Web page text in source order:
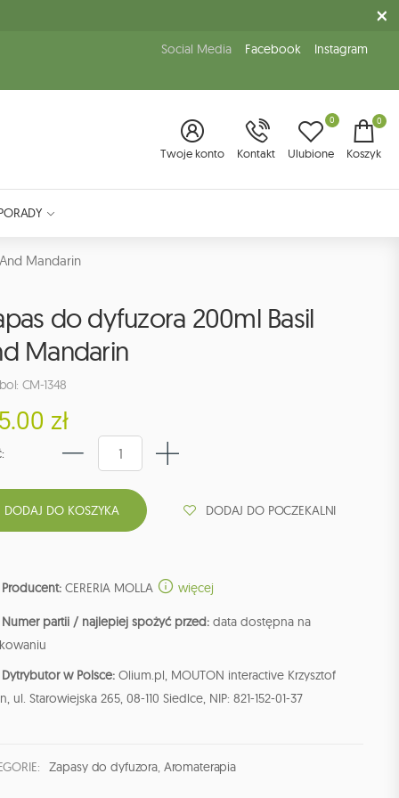
Social Media Facebook Instagram
Twoje konto Kontakt Ulubione
0 0
Koszyk
Mandarin
do dyfuzora 200ml Basil
Mandarin
CM-1348
zł
DODAJ DO POCZEKALNI
Producent: CERERIA MOLLA więcej
Numer partii / najlepiej spożyć przed: data dostępna na
Dytrybutor w Polsce: Olium.pl, MOUTON interactive Krzysztof
ul. Starowiejska 265, 08-110 Siedlce, NIP: 821-152-01-37
Zapasy do dyfuzora, Aromaterapia